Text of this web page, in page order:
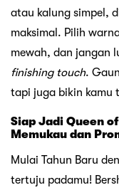
atau kalung simpel,
maksimal. Pilih
mewah, dan jangan
finishing touch.
tapi juga bikin kamu
Siap Jadi Queen
Memukau dan
Mulai Tahun Baru
tertuju padamu!